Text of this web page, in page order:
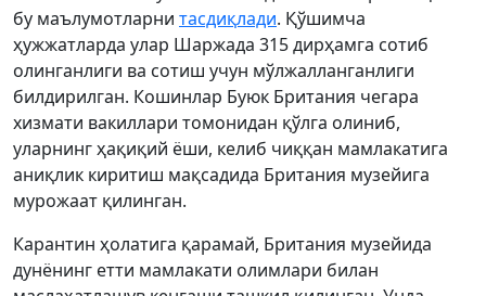
бу маълумотларни тасдиқлади. Қўшимча
ҳужжатларда улар Шаржада 315 дирҳамга сотиб
олинганлиги ва сотиш учун мўлжалланганлиги
билдирилган. Кошинлар Буюк Британия чегара
хизмати вакиллари томонидан қўлга олиниб,
уларнинг ҳақиқий ёши, келиб чиққан мамлакатига
аниқлик киритиш мақсадида Британия музейига
мурожаат қилинган.
Карантин ҳолатига қарамай, Британия музейида
дунёнинг етти мамлакати олимлари билан